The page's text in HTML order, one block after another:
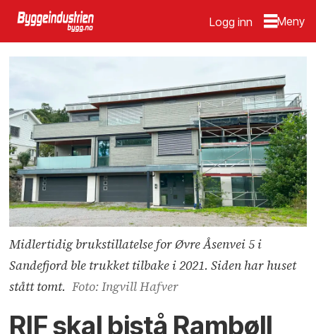
Logg inn
Midlertidig brukstillatelse for Øvre Åsenvei 5 i
Sandefjord ble trukket tilbake i 2021. Siden har huset
stått tomt. Foto: Ingvill Hafver
RIF skal bistå Rambøll